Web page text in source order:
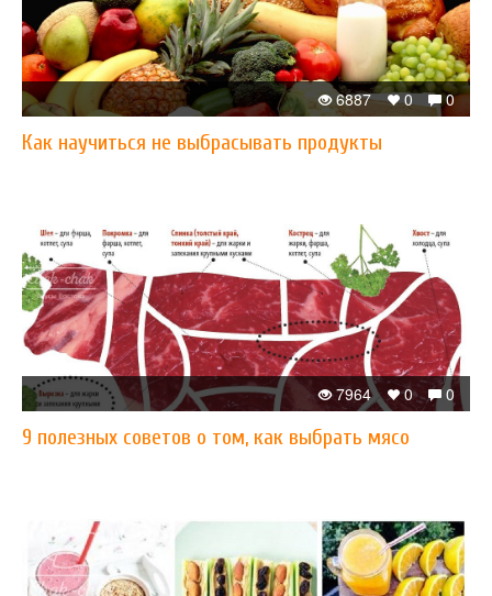
0
0
6887
Как научиться не выбрасывать продукты
0
0
7964
9 полезных советов о том, как выбрать мясо